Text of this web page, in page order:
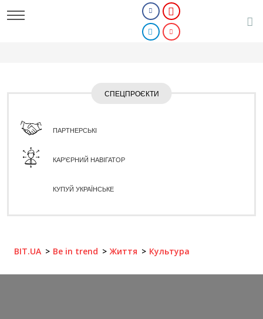
СПЕЦПРОЄКТИ
ПАРТНЕРСЬКІ
КАР'ЄРНИЙ НАВІГАТОР
КУПУЙ УКРАЇНСЬКЕ
BIT.UA Be in trend Життя Культура